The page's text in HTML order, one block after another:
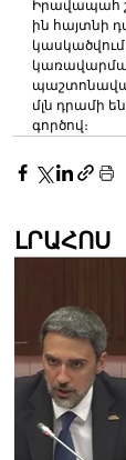
Իրավապահ
ին հայտնի
կասկածվում
մլն դրամի
գործով։
ԼՐԱՀՈՍ